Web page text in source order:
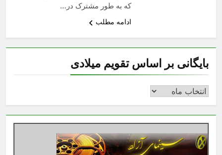
که به طور مشترک در…
ادامه مطلب
بایگانی بر اساس تقویم میلادی
بایگانی
اساس
تقویم
میلادی